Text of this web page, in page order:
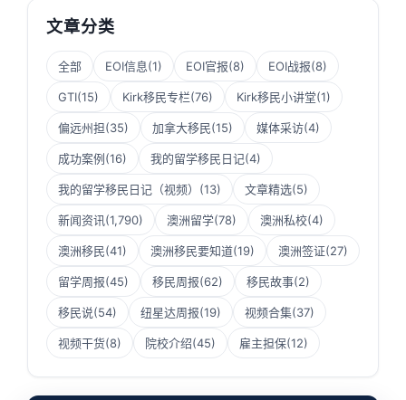
文章分类
全部 EOI信息(1) EOI官报(8) EOI战报(8)
GTI(15) Kirk移民专栏(76) Kirk移民小讲堂(1)
偏远州担(35) 加拿大移民(15) 媒体采访(4)
成功案例(16) 我的留学移民日记(4)
我的留学移民日记（视频） (13) 文章精选(5)
新闻资讯(1,790) 澳洲留学(78) 澳洲私校(4)
澳洲移民(41) 澳洲移民要知道(19) 澳洲签证(27)
留学周报(45) 移民周报(62) 移民故事(2)
移民说(54) 纽星达周报(19) 视频合集(37)
视频干货(8) 院校介绍(45) 雇主担保(12)